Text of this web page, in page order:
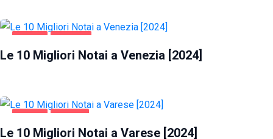
AFFARI VENEZIA
Le 10 Migliori Notai a Venezia [2024]
AFFARI VARESE
Le 10 Migliori Notai a Varese [2024]